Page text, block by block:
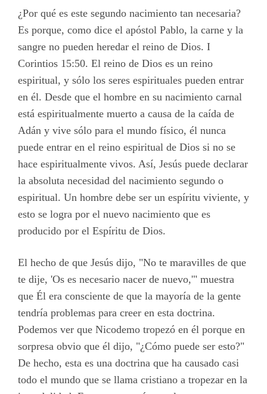
¿Por qué es este segundo nacimiento tan necesaria?
Es porque, como dice el apóstol Pablo, la carne y la
sangre no pueden heredar el reino de Dios. I
Corintios 15:50. El reino de Dios es un reino
espiritual, y sólo los seres espirituales pueden entrar
en él. Desde que el hombre en su nacimiento carnal
está espiritualmente muerto a causa de la caída de
Adán y vive sólo para el mundo físico, él nunca
puede entrar en el reino espiritual de Dios si no se
hace espiritualmente vivos. Así, Jesús puede declarar
la absoluta necesidad del nacimiento segundo o
espiritual. Un hombre debe ser un espíritu viviente, y
esto se logra por el nuevo nacimiento que es
producido por el Espíritu de Dios.
El hecho de que Jesús dijo, "No te maravilles de que
te dije, 'Os es necesario nacer de nuevo,'" muestra
que Él era consciente de que la mayoría de la gente
tendría problemas para creer en esta doctrina.
Podemos ver que Nicodemo tropezó en él porque en
sorpresa obvio que él dijo, "¿Cómo puede ser esto?"
De hecho, esta es una doctrina que ha causado casi
todo el mundo que se llama cristiano a tropezar en la